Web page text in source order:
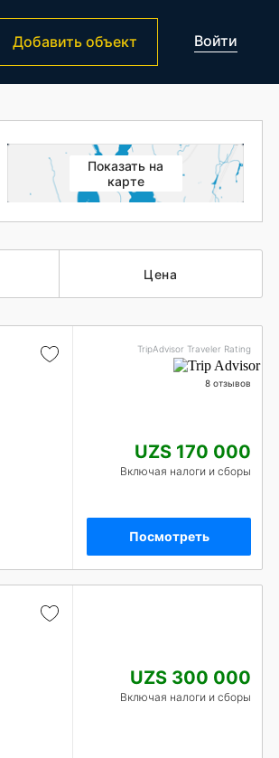
Добавить объект Войти
Показать на
карте
Цена
TripAdvisor Traveler Rating
8 отзывов
UZS 170 000
Включая налоги и сборы
Посмотреть
UZS 300 000
Включая налоги и сборы